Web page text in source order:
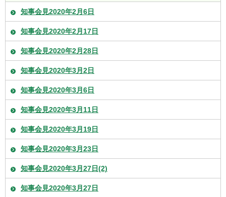
知事会見2020年2月6日
知事会見2020年2月17日
知事会見2020年2月28日
知事会見2020年3月2日
知事会見2020年3月6日
知事会見2020年3月11日
知事会見2020年3月19日
知事会見2020年3月23日
知事会見2020年3月27日(2)
知事会見2020年3月27日